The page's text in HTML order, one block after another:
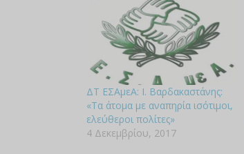
ΔΤ ΕΣΑμεΑ: Ι. Βαρδακαστάνης:
«Τα άτομα με αναπηρία ισότιμοι,
ελεύθεροι πολίτες»
4 Δεκεμβρίου, 2017